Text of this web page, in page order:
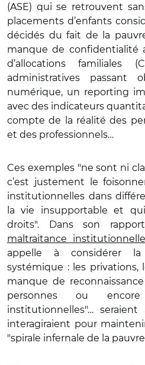
(ASE) qui se retrouvent
placements d’enfants
décidés du fait de la
manque de confidentialité
d’allocations familiales
administratives passant
numérique, un reporting
avec des indicateurs
compte de la réalité des
et des professionnels…
Ces exemples "ne sont ni
c’est justement le
institutionnelles dans
la vie insupportable et
droits". Dans son
maltraitance
appelle à considérer
systémique : les privations,
manque de
personnes ou
institutionnelles"…
interagiraient pour
"spirale infernale de la